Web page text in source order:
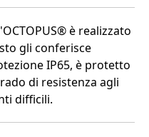
è realizzato
gli conferisce
IP65, è protetto
di resistenza agli
difficili.